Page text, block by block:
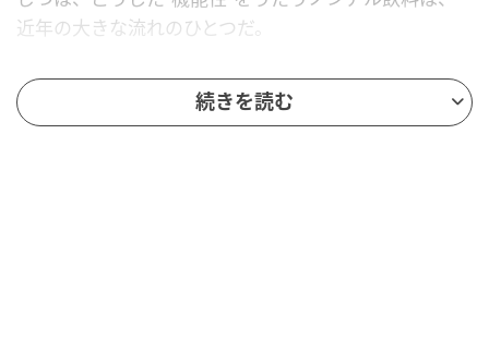
近年の大きな流れのひとつだ。
寝つきをサポートするとされる「スリーピー・ガー
ル・モクテル」も人気で、原料のひとつであるタート
続きを読む